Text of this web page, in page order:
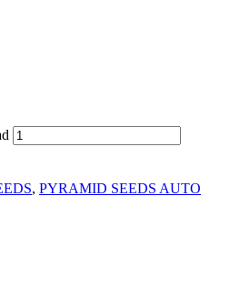
, PYRAMID SEEDS AUTO